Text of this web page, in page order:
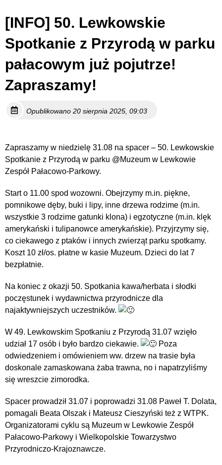
[INFO] 50. Lewkowskie
Spotkanie z Przyrodą w parku
pałacowym już pojutrze!
Zapraszamy!
Opublikowano 20 sierpnia 2025, 09:03
Zapraszamy w niedzielę 31.08 na spacer – 50. Lewkowskie
Spotkanie z Przyrodą w parku @Muzeum w Lewkowie
Zespół Pałacowo-Parkowy.
Start o 11.00 spod wozowni. Obejrzymy m.in. piękne,
pomnikowe dęby, buki i lipy, inne drzewa rodzime (m.in.
wszystkie 3 rodzime gatunki klona) i egzotyczne (m.in. klęk
amerykański i tulipanowce amerykańskie). Przyjrzymy się,
co ciekawego z ptaków i innych zwierząt parku spotkamy.
Koszt 10 zł/os. płatne w kasie Muzeum. Dzieci do lat 7
bezpłatnie.
Na koniec z okazji 50. Spotkania kawa/herbata i słodki
poczęstunek i wydawnictwa przyrodnicze dla
najaktywniejszych uczestników.
W 49. Lewkowskim Spotkaniu z Przyrodą 31.07 wzięło
udział 17 osób i było bardzo ciekawie.
Poza
odwiedzeniem i omówieniem ww. drzew na trasie była
doskonale zamaskowana żaba trawna, no i napatrzyliśmy
się wreszcie zimorodka.
Spacer prowadził 31.07 i poprowadzi 31.08 Paweł T. Dolata,
pomagali Beata Olszak i Mateusz Cieszyński też z WTPK.
Organizatorami cyklu są Muzeum w Lewkowie Zespół
Pałacowo-Parkowy i Wielkopolskie Towarzystwo
Przyrodniczo-Krajoznawcze.